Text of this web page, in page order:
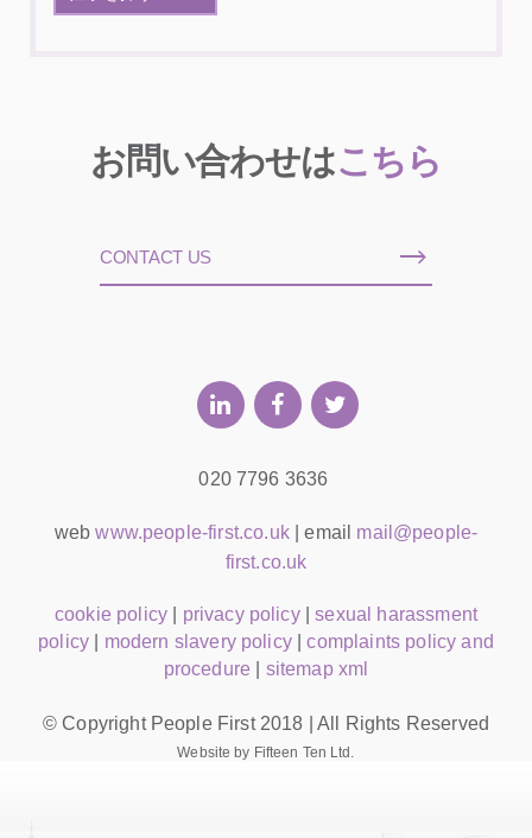
お問い合わせはこちら
CONTACT US
020 7796 3636
webwww.people-first.co.uk| email mail@people-
first.co.uk
cookie policy privacy policy|sexual harassment
policy
modern slavery policy|complaints policy and
procedure
sitemap xml
© Copyright People First 2018 | All Rights Reserved
Website by Fifteen Ten Ltd.